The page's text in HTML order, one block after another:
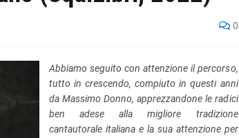
0
Abbiamo seguito con attenzione il percorso,
tutto in crescendo, compiuto in questi anni
da Massimo Donno, apprezzandone le radici
ben adese alla migliore tradizione
cantautorale italiana e la sua attenzione per